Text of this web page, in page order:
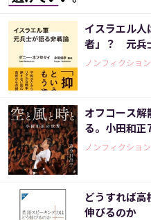
イスラエル
者」？ 元兵
ノンフィクション
オフコース
る。小田和正
ノンフィクション
どうすれば
伸びるのか